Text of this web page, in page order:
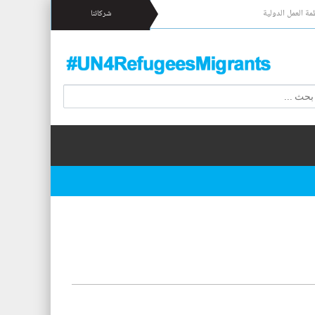
العمل الدولية شركائنا